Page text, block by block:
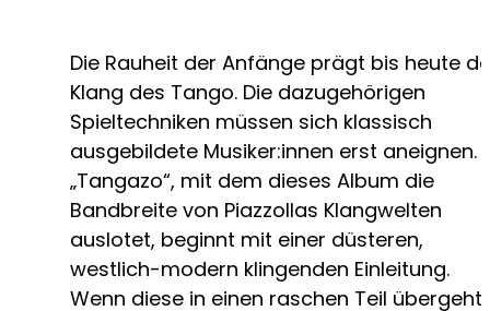
Die Rauheit der Anfänge prägt bis heute
Klang des Tango. Die dazugehörigen
Spieltechniken müssen sich klassisch
ausgebildete Musiker:innen erst aneignen.
„Tangazo“, mit dem dieses Album die
Bandbreite von Piazzollas Klangwelten
auslotet, beginnt mit einer düsteren,
westlich-modern klingenden Einleitung.
Wenn diese in einen raschen Teil übergeht,